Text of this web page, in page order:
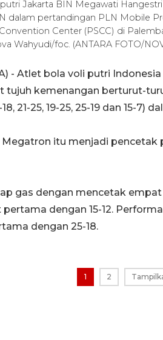
Jakarta BIN Megawati
dalam pertandingan PLN Mobile
Center (PSCC) di
Wahyudi/foc. (ANTARA FOTO/
- Atlet bola voli putri
tujuh kemenangan berturut-
21-25, 19-25, 25-19 dan 15-7)
itu menjadi pencetak
gas dengan mencetak
dengan 15-12.
dengan 25-18.
1 2